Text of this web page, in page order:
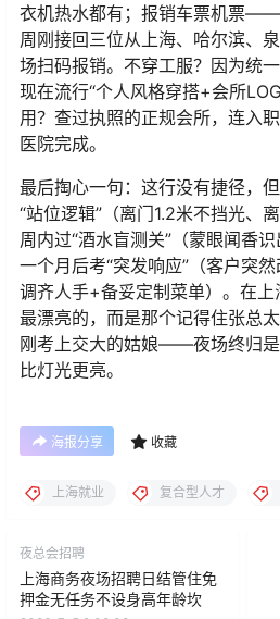
衣机热水都有；报销车票机票
周刚接回三位从上海、哈尔滨、
场扫码报销。不穿工服？因为统
现在流行“个人风格穿搭+会所
用？查过执照的正规会所，连入
医院完成。
最后掏心一句：这行没有捷径，
“站位逻辑”（离门1.2米不挡光、
周内过“酒水盲测关”（蒙眼闻香识
一个月后考“突发响应”（客户突
调齐人手+备妥定制菜单）。在
最漂亮的，而是那个记得住张总
刚考上交大的姑娘——夜场终归
比灯光更亮。
海报分享 收藏
上海就业 复合型人才
夜总会招聘
上海商务夜场招聘日结管住免
押金无任务不设身高年龄坎